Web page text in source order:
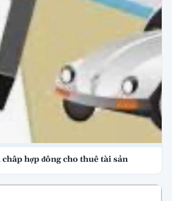
chấp hợp đồng cho thuê tài sản